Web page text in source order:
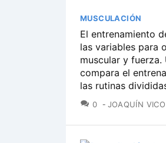
MUSCULACIÓN
El entrenamiento
las variables para
muscular y fuerza.
compara el
las rutinas
0 COMENTARIOS
JOAQUÍN